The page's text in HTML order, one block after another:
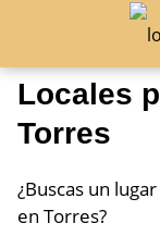
Locales
Torres
¿Buscas un
en Torres?